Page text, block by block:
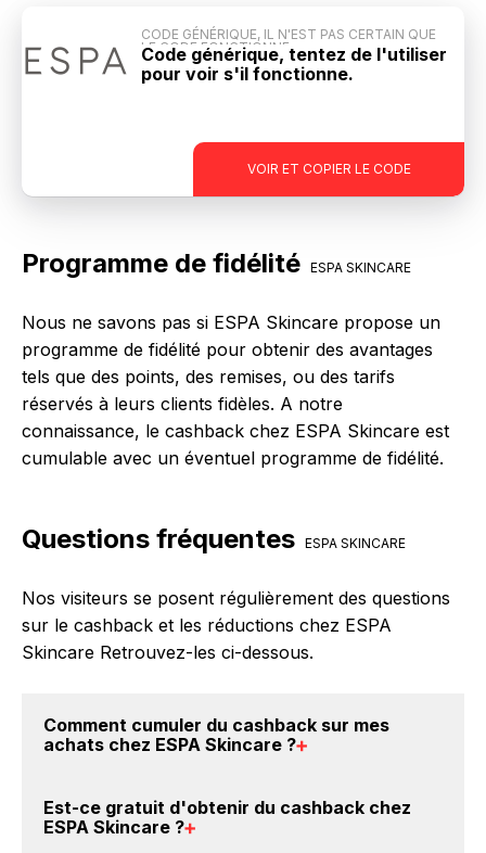
VOIR ET COPIER LE CODE
CODE GÉNÉRIQUE, IL N'EST PAS CERTAIN QUE
LE CODE FONCTIONNE
Code générique, tentez de l'utiliser
pour voir s'il fonctionne.
Programme de fidélité ESPA SKINCARE
Nous ne savons pas si ESPA Skincare propose un
programme de fidélité pour obtenir des avantages
tels que des points, des remises, ou des tarifs
réservés à leurs clients fidèles. A notre
connaissance, le cashback chez ESPA Skincare est
cumulable avec un éventuel programme de fidélité.
Questions fréquentes ESPA SKINCARE
Nos visiteurs se posent régulièrement des questions
sur le cashback et les réductions chez ESPA
Skincare Retrouvez-les ci-dessous.
Comment cumuler du cashback sur mes
achats chez ESPA Skincare ?
Skincare : Créez votre compte sur BackBackBack et
Est-ce gratuit d'obtenir du cashback chez
ESPA Skincare ?